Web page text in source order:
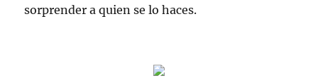
sorprender a quien se lo haces.